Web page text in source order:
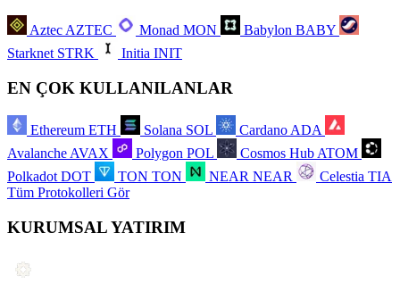
AztecAZTEC Monad MON Babylon BABY
Starknet STRK Initia INIT
EN ÇOK KULLANILANLAR
Ethereum ETH Solana SOL Cardano ADA
Avalanche AVAX Polygon POL Cosmos Hub ATOM
Polkadot DOT TON TON NEAR NEAR Celestia TIA
Tüm Protokolleri Gör
KURUMSAL YATIRIM